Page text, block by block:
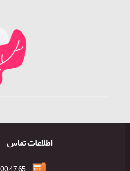
اطلاعات تماس